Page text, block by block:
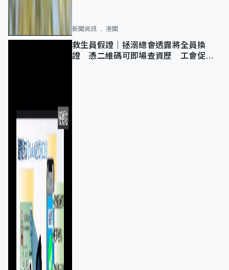
新聞資訊 港聞
救生員假證｜拯溺總會透露將全員換
證 憑二維碼可即場查資歷 工會促加